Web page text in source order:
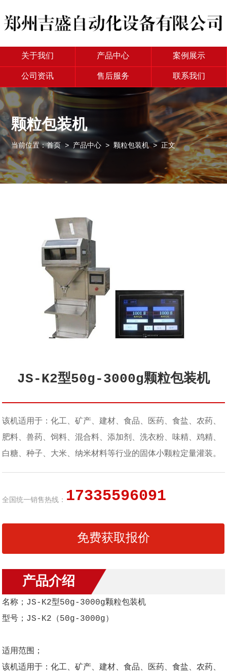
关于我们 产品中心 案例展示
公司资讯 售后服务 联系我们
颗粒包装机
当前位置：首页> 产品中心 >颗粒包装机> 正文
JS-K2型50g-3000g颗粒包装机
该机适用于：化工、矿产、建材、食品、医药、食盐、农药、
肥料、兽药、饲料、混合料、添加剂、洗衣粉、味精、鸡精、
白糖、种子、大米、纳米材料等行业的固体小颗粒定量灌装。
全国统一销售热线： 17335596091
免费获取报价
产品介绍
名称；JS-K2型50g-3000g颗粒包装机
型号；JS-K2（50g-3000g）
适用范围；
该机适用于：化工、矿产、建材、食品、医药、食盐、农药、